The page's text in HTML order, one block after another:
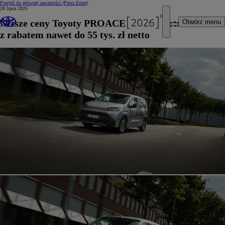
Przejdź do głównej zawartości (Press Enter)
Otwórz menu
28 lipca 2025
Niższe ceny Toyoty PROACE CITY Electric
z rabatem nawet do 55 tys. zł netto